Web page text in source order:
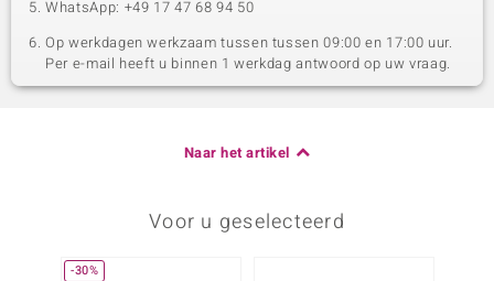
WhatsApp: +49 17 47 68 94 50
Op werkdagen werkzaam tussen tussen 09:00 en 17:00 uur.
Per e-mail heeft u binnen 1 werkdag antwoord op uw vraag.
Naar het artikel
Voor u geselecteerd
-30%